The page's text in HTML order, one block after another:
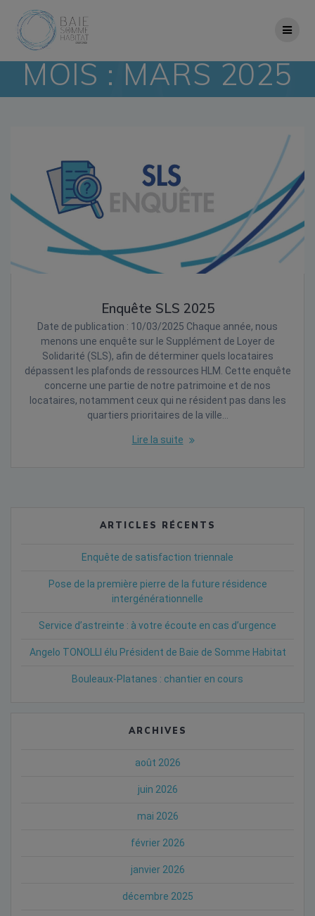
MOIS : MARS 2025
Enquête SLS 2025
Date de publication : 10/03/2025 Chaque année, nous
menons une enquête sur le Supplément de Loyer de
Solidarité (SLS), afin de déterminer quels locataires
dépassent les plafonds de ressources HLM. Cette enquête
concerne une partie de notre patrimoine et de nos
locataires, notamment ceux qui ne résident pas dans les
quartiers prioritaires de la ville…
Lire la suite
ARTICLES RÉCENTS
Enquête de satisfaction triennale
Pose de la première pierre de la future résidence
intergénérationnelle
Service d’astreinte : à votre écoute en cas d’urgence
Angelo TONOLLI élu Président de Baie de Somme Habitat
Bouleaux-Platanes : chantier en cours
ARCHIVES
août 2026
juin 2026
mai 2026
février 2026
janvier 2026
décembre 2025